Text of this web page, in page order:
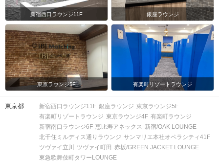
新宿西口ラウンジ11F 銀座ラウンジ
東京ラウンジ5F 有楽町リゾートラウンジ
東京都 新宿西口ラウンジ11F 銀座ラウンジ 東京ラウンジ5F
有楽町リゾートラウンジ 東京ラウンジ4F 有楽町ラウンジ
新宿南口ラウンジ6F 恵比寿アネックス 新宿/OAK LOUNGE
北千住ミルディス通りラウンジ サンマリエ本社オペラシティ41F
ツヴァイ立川
ツヴァイ町田 赤坂/GREEN JACKET LOUNGE
東急歌舞伎町タワーLOUNGE